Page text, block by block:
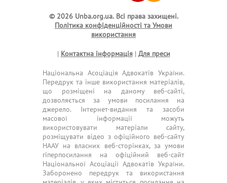
© 2026 Unba.org.ua. Всі права захищені.
Політика конфіденційності та Умови
використання
| Контактна інформація| Для преси
Національна Асоціація Адвокатів України.
Передрук та інше використання матеріалів,
що розміщені на даному веб-сайті,
дозволяється за умови посилання на
джерело. Інтернет-видання та засоби
масової інформації можуть
використовувати матеріали сайту,
розміщувати відео з офіційного веб-сайту
НААУ на власних веб-сторінках, за умови
гіперпосилання на офіційний веб-сайт
Національної Асоціації Адвокатів України.
Заборонено передрук та використання